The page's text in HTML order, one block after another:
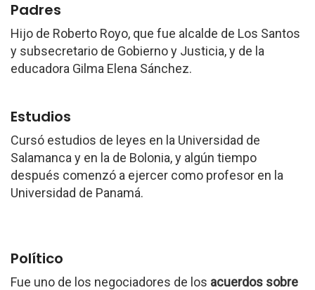
Padres
Hijo de Roberto Royo, que fue alcalde de Los Santos
y subsecretario de Gobierno y Justicia, y de la
educadora Gilma Elena Sánchez.
Estudios
Cursó estudios de leyes en la Universidad de
Salamanca y en la de Bolonia, y algún tiempo
después comenzó a ejercer como profesor en la
Universidad de Panamá.
Político
Fue uno de los negociadores de los acuerdos sobre